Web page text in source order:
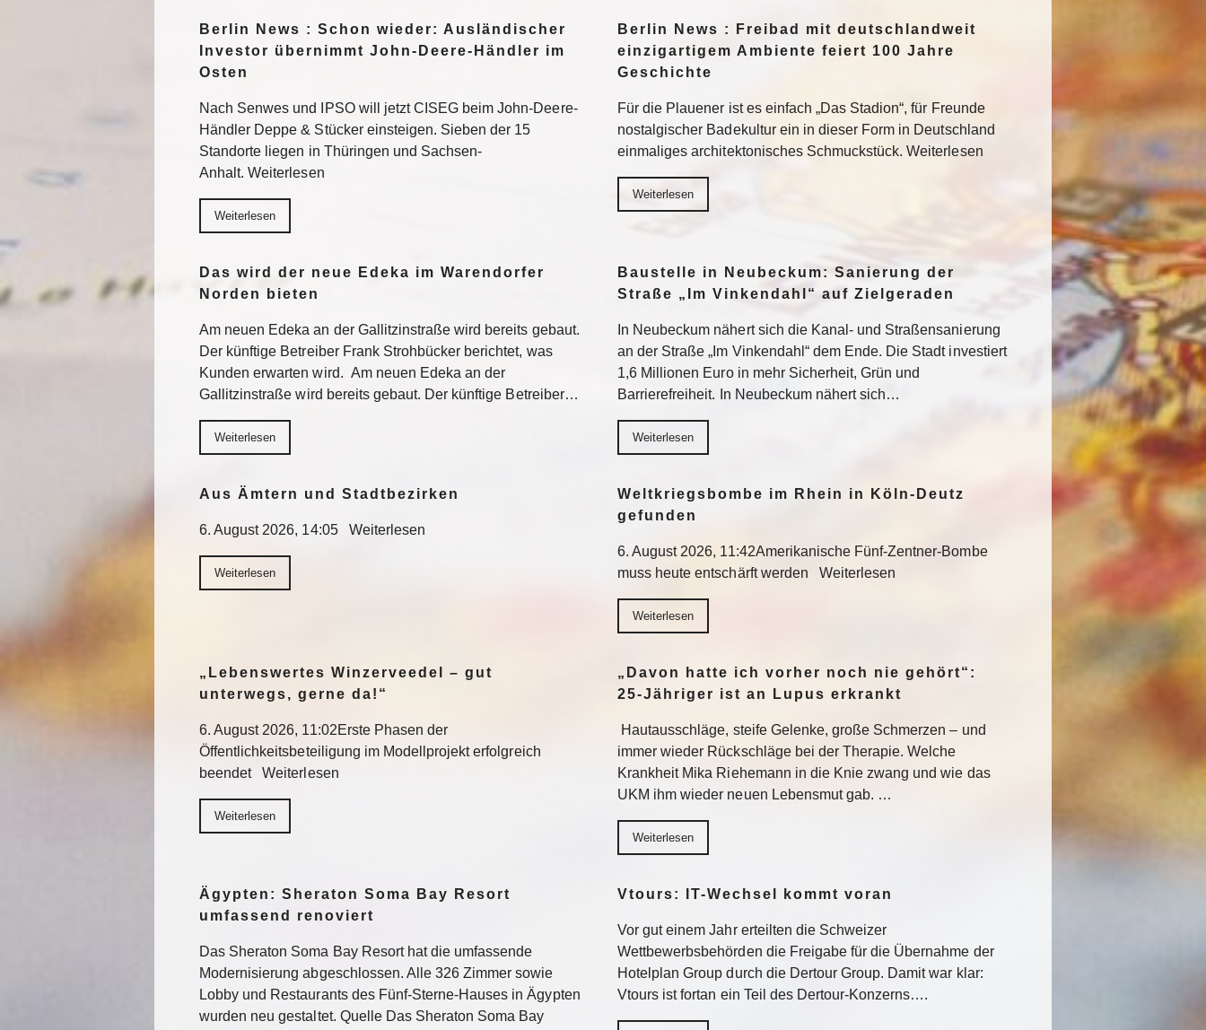
Berlin News : Schon wieder: Ausländischer
Investor übernimmt John-Deere-Händler im
Osten
Nach Senwes und IPSO will jetzt CISEG beim John-Deere-
Händler Deppe & Stücker einsteigen. Sieben der 15
Standorte liegen in Thüringen und Sachsen-
Anhalt. Weiterlesen
Weiterlesen
Berlin News : Freibad mit deutschlandweit
einzigartigem Ambiente feiert 100 Jahre
Geschichte
Für die Plauener ist es einfach „Das Stadion“, für Freunde
nostalgischer Badekultur ein in dieser Form in Deutschland
einmaliges architektonisches Schmuckstück. Weiterlesen
Weiterlesen
Das wird der neue Edeka im Warendorfer
Norden bieten
Am neuen Edeka an der Gallitzinstraße wird bereits gebaut.
Der künftige Betreiber Frank Strohbücker berichtet, was
Kunden erwarten wird. Am neuen Edeka an der
Gallitzinstraße wird bereits gebaut. Der künftige Betreiber…
Weiterlesen
Baustelle in Neubeckum: Sanierung der
Straße „Im Vinkendahl“ auf Zielgeraden
In Neubeckum nähert sich die Kanal- und Straßensanierung
an der Straße „Im Vinkendahl“ dem Ende. Die Stadt investiert
1,6 Millionen Euro in mehr Sicherheit, Grün und
Barrierefreiheit. In Neubeckum nähert sich…
Weiterlesen
Aus Ämtern und Stadtbezirken
6. August 2026, 14:05 Weiterlesen
Weiterlesen
Weltkriegsbombe im Rhein in Köln-Deutz
gefunden
6. August 2026, 11:42Amerikanische Fünf-Zentner-Bombe
muss heute entschärft werden Weiterlesen
Weiterlesen
„Lebenswertes Winzerveedel – gut
unterwegs, gerne da!“
6. August 2026, 11:02Erste Phasen der
Öffentlichkeitsbeteiligung im Modellprojekt erfolgreich
beendet Weiterlesen
Weiterlesen
„Davon hatte ich vorher noch nie gehört“:
25-Jähriger ist an Lupus erkrankt
Hautausschläge, steife Gelenke, große Schmerzen – und
immer wieder Rückschläge bei der Therapie. Welche
Krankheit Mika Riehemann in die Knie zwang und wie das
UKM ihm wieder neuen Lebensmut gab. …
Weiterlesen
Ägypten: Sheraton Soma Bay Resort
umfassend renoviert
Das Sheraton Soma Bay Resort hat die umfassende
Modernisierung abgeschlossen. Alle 326 Zimmer sowie
Lobby und Restaurants des Fünf-Sterne-Hauses in Ägypten
wurden neu gestaltet. Quelle Das Sheraton Soma Bay
Vtours: IT-Wechsel kommt voran
Vor gut einem Jahr erteilten die Schweizer
Wettbewerbsbehörden die Freigabe für die Übernahme der
Hotelplan Group durch die Dertour Group. Damit war klar:
Vtours ist fortan ein Teil des Dertour-Konzerns….